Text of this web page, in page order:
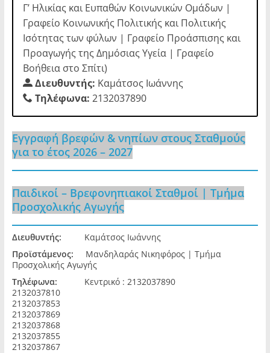
Γ’ Ηλικίας και Ευπαθών Κοινωνικών Ομάδων |
Γραφείο Κοινωνικής Πολιτικής και Πολιτικής
Ισότητας των φύλων | Γραφείο Προάσπισης και
Προαγωγής της Δημόσιας Υγεία | Γραφείο
Βοήθεια στο Σπίτι)
Διευθυντής: Καμάτσος Ιωάννης
Τηλέφωνα: 2132037890
Εγγραφή βρεφών & νηπίων στους Σταθμούς
για το έτος 2026 – 2027
Παιδικοί – Βρεφονηπιακοί Σταθμοί | Τμήμα
Προσχολικής Αγωγής
Διευθυντής:
Καμάτσος Ιωάννης
Προϊστάμενος:
Μανδηλαράς Νικηφόρος | Τμήμα
Προσχολικής Αγωγής
Τηλέφωνα:
Κεντρικό : 2132037890
2132037810
2132037853
2132037869
2132037868
2132037855
2132037867